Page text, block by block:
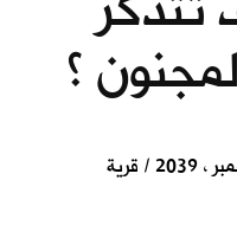
؟
/ 20 ، ديسمبر ، 2039 / قرية